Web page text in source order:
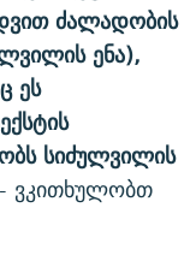
ძალადობის
ენა),
ეს
სიძულვილის
- ვკითხულობთ